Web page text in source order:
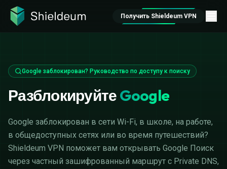
Получить Shieldeum VPN
Google заблокирован? Руководство по доступу к поиску
РазблокируйтеGoogle
Google заблокирован в сети Wi-Fi, в школе, на работе,
в общедоступных сетях или во время путешествий?
Shieldeum VPN поможет вам открывать Google Поиск
через частный зашифрованный маршрут с Private DNS,